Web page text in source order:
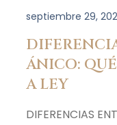
septiembre 29,
ÁNICO:
A LEY
DIFERENCIAS